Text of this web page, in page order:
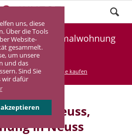
uns, diese
Über die Tools
Website-
gesammelt.
um unsere
und das
Sind Sie
wir dafür
akzeptieren
Neuss, Denkmalwohnung
Neuss
Denkmalimmobilie kaufen
in Neuss,
in Neuss